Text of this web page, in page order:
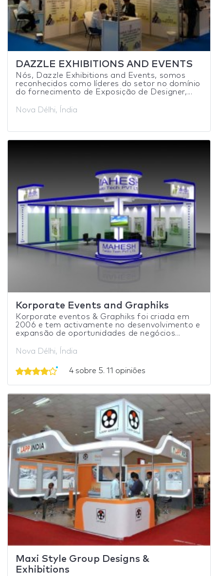
DAZZLE EXHIBITIONS AND EVENTS
Nós, Dazzle Exhibitions and Events, somos
reconhecidos como líderes do setor no domínio
do fornecimento de Exposição de Designer,...
Nova Délhi, Índia
Korporate Events and Graphiks
Korporate eventos & Graphiks foi criada em
2006 e tem activamente no desenvolvimento e
expansão de oportunidades de negócios...
Nova Délhi, Índia
4 sobre 5. 11 opiniões
Maxi Style Group Designs &
Exhibitions